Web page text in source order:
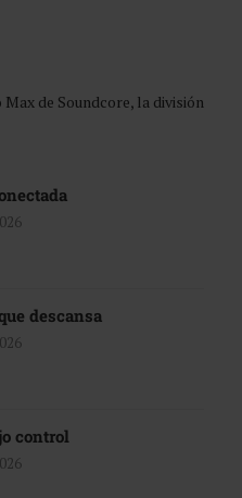
de Soundcore, la división
descansa
control